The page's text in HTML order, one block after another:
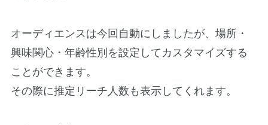
オーディエンスは今回自動にしましたが、場所・
興味関心・年齢性別を設定してカスタマイズする
ことができます。
その際に推定リーチ人数も表示してくれます。